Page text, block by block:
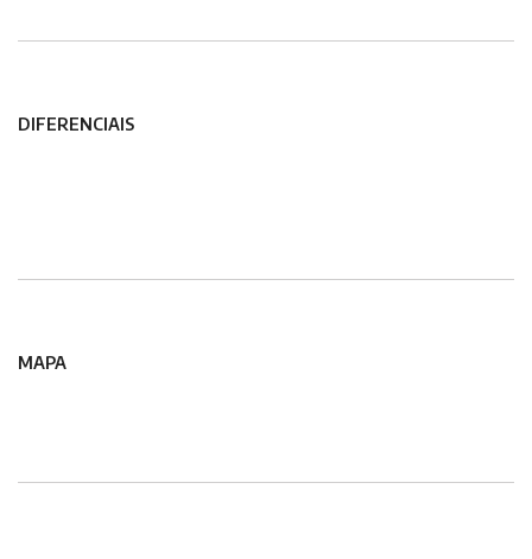
DIFERENCIAIS
MAPA